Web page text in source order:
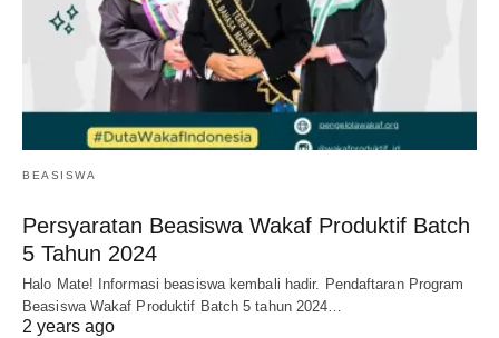
BEASISWA
Persyaratan Beasiswa Wakaf Produktif Batch
5 Tahun 2024
Halo Mate! Informasi beasiswa kembali hadir. Pendaftaran Program
Beasiswa Wakaf Produktif Batch 5 tahun 2024…
2 years ago